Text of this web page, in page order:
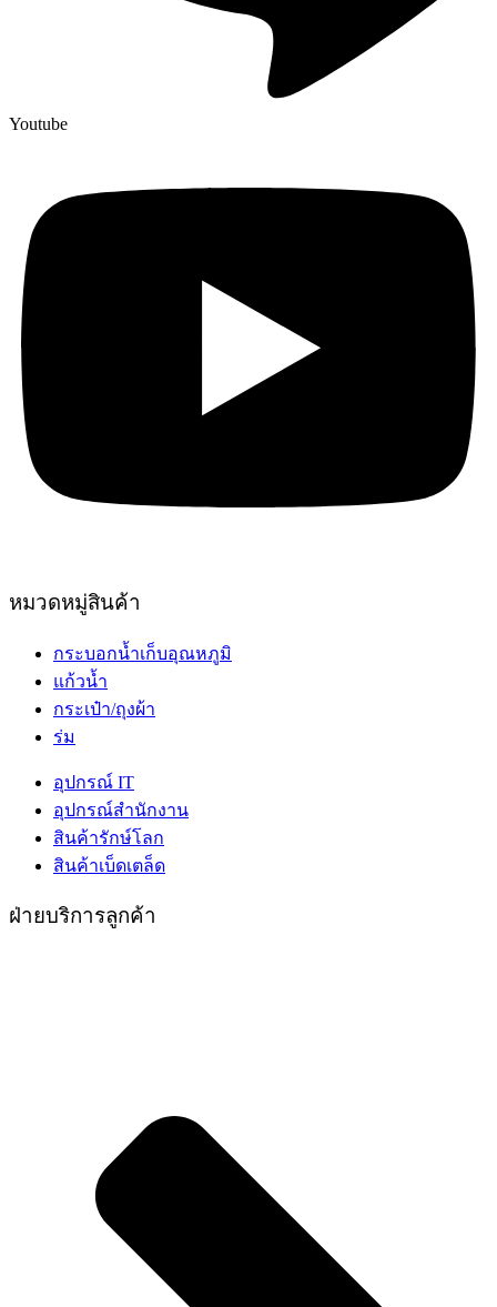
Youtube
หมวดหมู่สินค้า
กระบอกน้ำเก็บอุณหภูมิ
แก้วน้ำ
กระเป๋า/ถุงผ้า
ร่ม
อุปกรณ์ IT
อุปกรณ์สำนักงาน
สินค้ารักษ์โลก
สินค้าเบ็ดเตล็ด
ฝ่ายบริการลูกค้า